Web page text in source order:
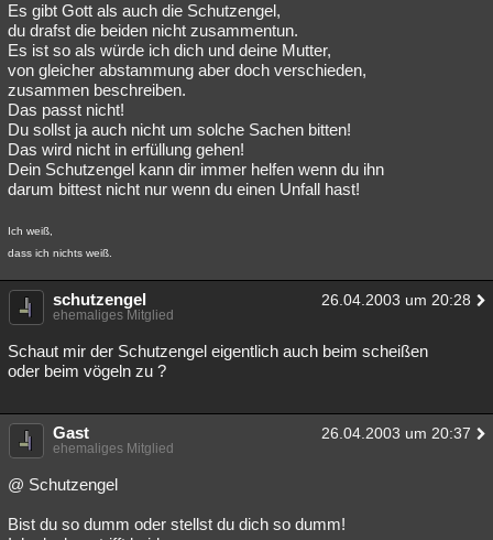
Es gibt Gott als auch die Schutzengel,
du drafst die beiden nicht zusammentun.
Es ist so als würde ich dich und deine Mutter,
von gleicher abstammung aber doch verschieden,
zusammen beschreiben.
Das passt nicht!
Du sollst ja auch nicht um solche Sachen bitten!
Das wird nicht in erfüllung gehen!
Dein Schutzengel kann dir immer helfen wenn du ihn
darum bittest nicht nur wenn du einen Unfall hast!
Ich weiß,
dass ich nichts weiß.
schutzengel 26.04.2003 um 20:28
ehemaliges Mitglied
Schaut mir der Schutzengel eigentlich auch beim scheißen
oder beim vögeln zu ?
Gast 26.04.2003 um 20:37
ehemaliges Mitglied
@ Schutzengel
Bist du so dumm oder stellst du dich so dumm!